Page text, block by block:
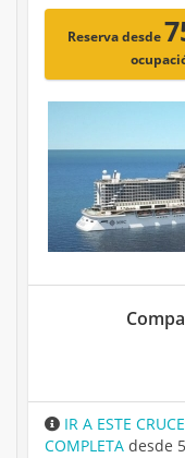
Reserva desde
IR A ESTE
COMPLETA desde